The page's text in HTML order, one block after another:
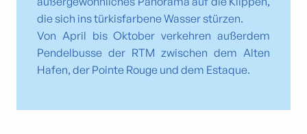
die sich ins türkisfarbene Wasser stürzen.
Von April bis Oktober verkehren außerdem
Pendelbusse der RTM zwischen dem Alten
Hafen, der Pointe Rouge und dem Estaque.